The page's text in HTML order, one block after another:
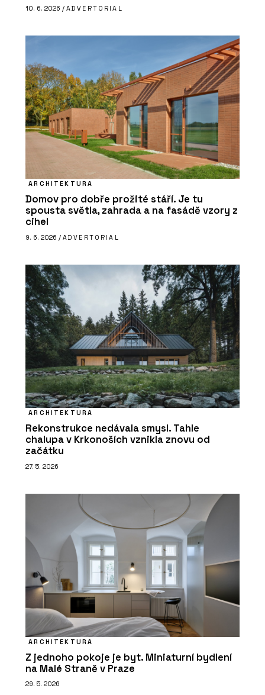
10. 6. 2026 / ADVERTORIAL
ARCHITEKTURA
Domov pro dobře prožité stáří. Je tu
spousta světla, zahrada a na fasádě vzory z
cihel
9. 6. 2026 / ADVERTORIAL
ARCHITEKTURA
Rekonstrukce nedávala smysl. Tahle
chalupa v Krkonoších vznikla znovu od
začátku
27. 5. 2026
ARCHITEKTURA
Z jednoho pokoje je byt. Miniaturní bydlení
na Malé Straně v Praze
29. 5. 2026